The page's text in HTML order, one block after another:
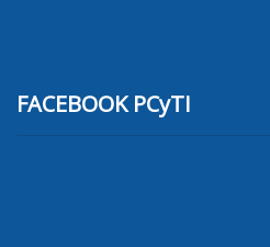
FACEBOOK PCyTI